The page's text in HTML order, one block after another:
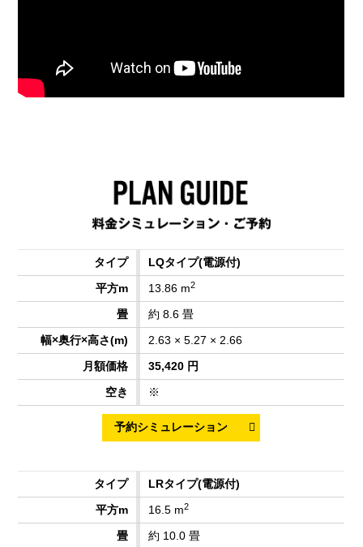
LQタイプ(電源付)
13.86 m2
約 8.6 畳
2.63 × 5.27 × 2.66
35,420 円
※
LRタイプ(電源付)
16.5 m2
約 10.0 畳